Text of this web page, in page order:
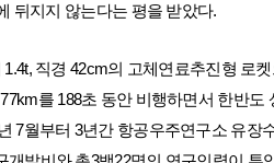
뒤지지 않는다는 평을 받았다.
1.4t, 직경 42cm의 고체연료추진형 로
를 188초 동안 비행하면서 한반도
7월부터 3년간 항공우주연구소 유장